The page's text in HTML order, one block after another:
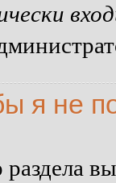
я не
раздела